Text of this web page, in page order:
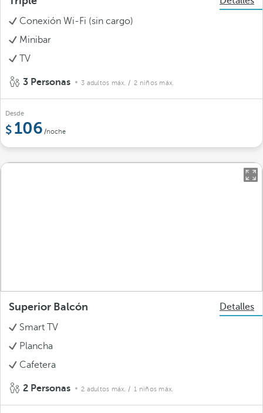
Conexión Wi-Fi (sin cargo)
Minibar
TV
3 Personas 3 adultos máx. / 2 niños máx.
Desde
106 /noche
Superior Balcón
Detalles
Smart TV
Plancha
Cafetera
2 Personas 2 adultos máx. / 1 niños máx.